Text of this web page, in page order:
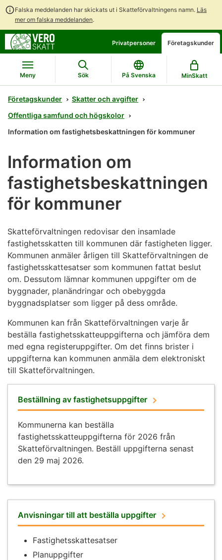
Falska meddelanden har skickats ut i Skatteförvaltningens namn. Läs
mer om falska meddelanden.
direkt
till
innehållet
till
hela
webbplatsens
sökning
Privatpersoner Företagskunder
Meny Sök På Svenska MinSkatt
Företagskunder
Skatter och avgifter
Offentliga samfund och högskolor
Information om fastighetsbeskattningen för kommuner
Information om
fastighetsbeskattningen
för kommuner
Skatteförvaltningen redovisar den insamlade
fastighetsskatten till kommunen där fastigheten ligger.
Kommunen anmäler årligen till Skatteförvaltningen de
fastighetsskattesatser som kommunen fattat beslut
om. Dessutom lämnar kommunen uppgifter om de
byggnader, planändringar och obebyggda
byggnadsplatser som ligger på dess område.
Kommunen kan från Skatteförvaltningen varje år
beställa fastighetsskatteuppgifterna och jämföra dem
med egna registeruppgifter. Om det finns brister i
uppgifterna kan kommunen anmäla dem elektroniskt
till Skatteförvaltningen.
Beställning av fastighetsuppgifter
Kommunerna kan beställa
fastighetsskatteuppgifterna för 2026 från
Skatteförvaltningen. Beställ uppgifterna senast
den 29 maj 2026.
Anvisningar till att beställa uppgifter
Fastighetsskattesatser
Planuppgifter